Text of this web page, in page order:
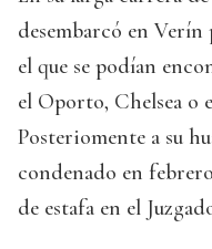
desembarcó en
el que se podían
el Oporto, Chelsea o
Posteriomente a su
condenado en
de estafa en el